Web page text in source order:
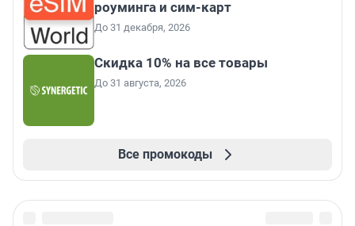
роуминга и сим-карт
До 31 декабря, 2026
Скидка 10% на все товары
До 31 августа, 2026
Все промокоды